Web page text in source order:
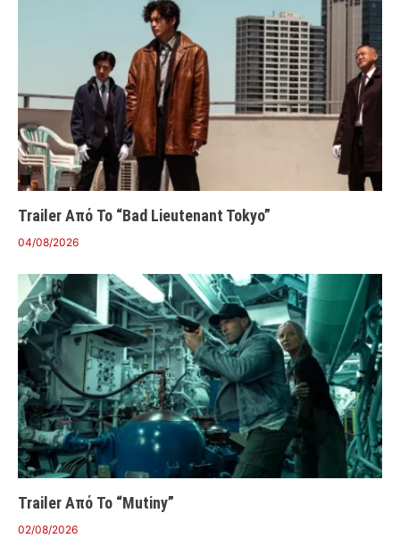
Trailer Από Το “Bad Lieutenant Tokyo”
04/08/2026
Trailer Από Το “Mutiny”
02/08/2026